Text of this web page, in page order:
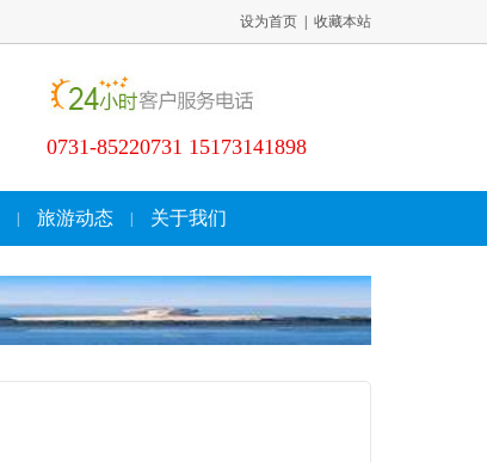
设为首页 收藏本站
0731-85220731 15173141898
旅游动态 关于我们